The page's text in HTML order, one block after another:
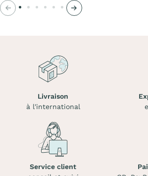
Précédent Suivant
Livraison
à l'international
Service client